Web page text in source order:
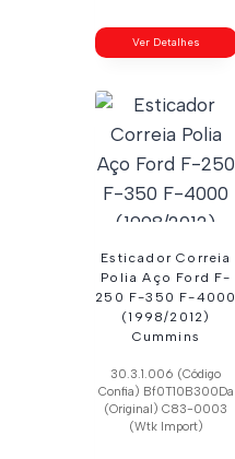
Ver Detalhes
Esticador Correia
Polia Aço Ford F-
250 F-350 F-4000
(1998/2012)
Cummins
30.3.1.006 (Código
Confia) Bf0T10B300Da
(Original) C83-0003
(Wtk Import)